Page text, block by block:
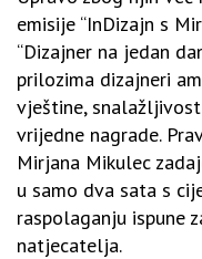
emisije “InDizajn s
“Dizajner na jedan
prilozima dizajneri
vještine,
vrijedne nagrade.
Mirjana Mikulec
u samo dva sata s
raspolaganju ispune
natjecatelja.